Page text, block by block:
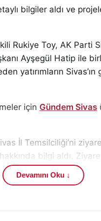
bilgiler aldı ve
Rukiye Toy, AK Parti
Ayşegül Hatip ile
yatırımların Sivas’ın
için Gündem Sivas
İl Temsilciliği’ni
bilgi aldı.
yönelik
değerlendirmede,
olduğunu
Devamını Oku ↓